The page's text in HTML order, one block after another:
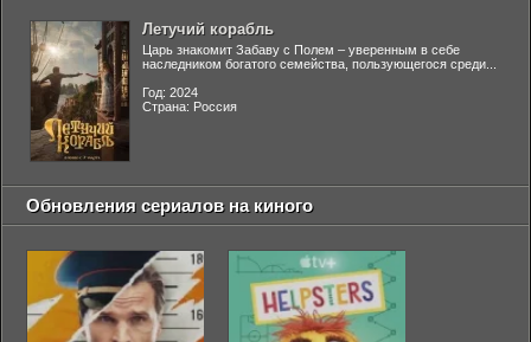
Летучий корабль
Царь знакомит Забаву с Полем – уверенным в себе
наследником богатого семейства, пользующегося среди...
Год: 2024
Страна: Россия
Обновления сериалов на киного